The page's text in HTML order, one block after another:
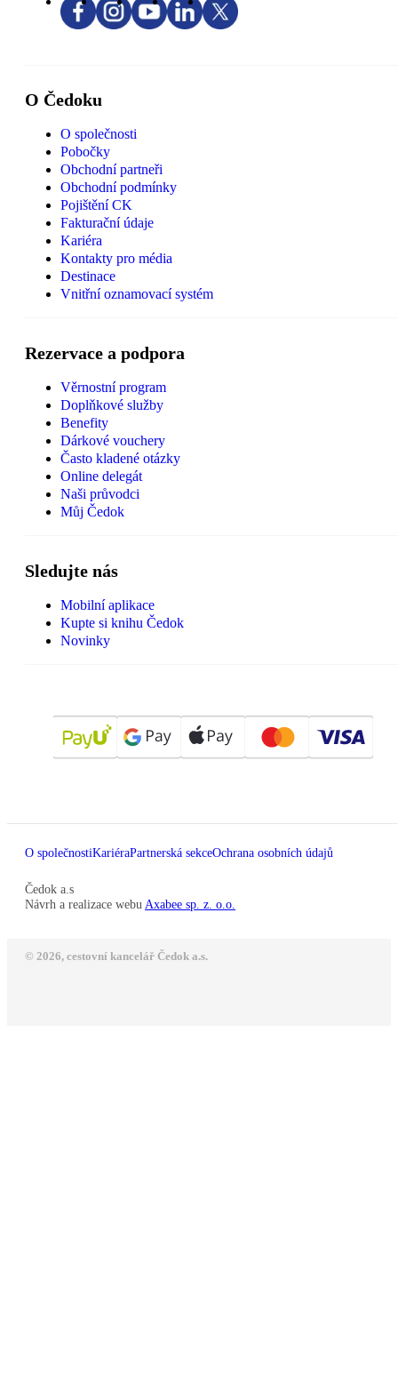
O Čedoku
O společnosti
Pobočky
Obchodní partneři
Obchodní podmínky
Pojištění CK
Fakturační údaje
Kariéra
Kontakty pro média
Destinace
Vnitřní oznamovací systém
Rezervace a podpora
Věrnostní program
Doplňkové služby
Benefity
Dárkové vouchery
Často kladené otázky
Online delegát
Naši průvodci
Můj Čedok
Sledujte nás
Mobilní aplikace
Kupte si knihu Čedok
Novinky
O společnostiKariéraPartnerská sekceOchrana osobních údajů
Čedok a.s
Návrh a realizace webu Axabee sp. z. o.o.
© 2026, cestovní kancelář Čedok a.s.